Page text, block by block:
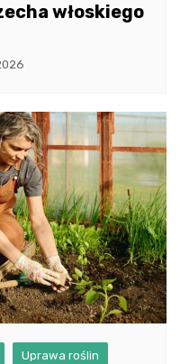
włoskiego
Uprawa roślin